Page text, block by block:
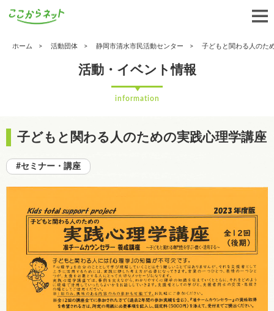
ホーム 活動団体 静岡市清水市民活動センター 子どもと関わる人のた
活動・イベント情報
information
子どもと関わる人のための実践心理学講座
#セミナー・講座